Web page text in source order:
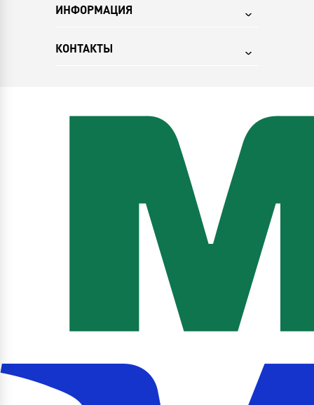
ИНФОРМАЦИЯ
КОНТАКТЫ